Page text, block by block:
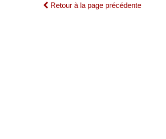
Retour à la page précédente